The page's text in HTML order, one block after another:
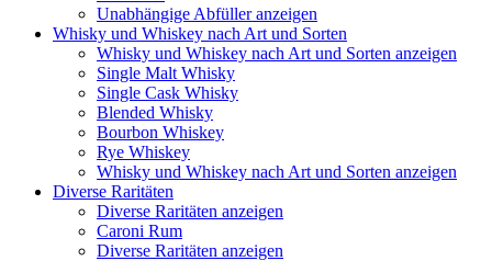
Unabhängige Abfüller anzeigen
Whisky und Whiskey nach Art und Sorten
Whisky und Whiskey nach Art und Sorten anzeigen
Single Malt Whisky
Single Cask Whisky
Blended Whisky
Bourbon Whiskey
Rye Whiskey
Whisky und Whiskey nach Art und Sorten anzeigen
Diverse Raritäten
Diverse Raritäten anzeigen
Caroni Rum
Diverse Raritäten anzeigen